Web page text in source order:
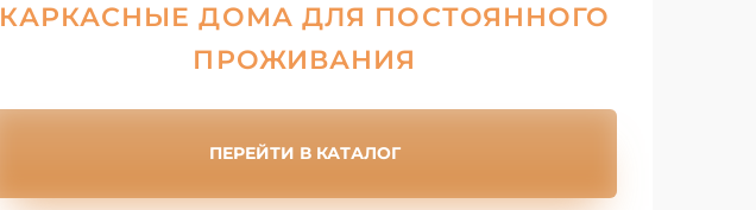
КАРКАСНЫЕ ДОМА ДЛЯ ПОСТОЯННОГО
ПРОЖИВАНИЯ
ПЕРЕЙТИ В КАТАЛОГ